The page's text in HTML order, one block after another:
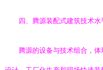
四、腾源装配式建筑技术
腾源的设备与技术组合，